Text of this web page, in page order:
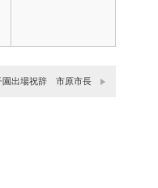
出場祝辞 市原市長